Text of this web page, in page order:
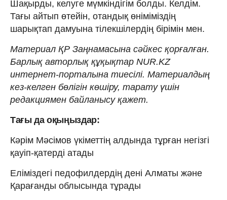
Шақырды, келуге мүмкіндігім болды. Келдім.
Тағы айтып өтейін, отандық өніміміздің
шарықтап дамуына тілекшілердің бірімін мен.
Материал ҚР Заңнамасына сәйкес қорғалған.
Барлық авторлық құқықтар NUR.KZ
интернет-порталына тиесілі. Материалдың
кез-келген бөлігін көшіру, тарату үшін
редакциямен байланысу қажет.
Тағы да оқыңыздар:
Кәрім Мәсімов үкіметтің алдында тұрған негізгі
қауіп-қатерді атады
Еліміздегі педофилдердің дені Алматы және
Қарағанды облысында тұрады